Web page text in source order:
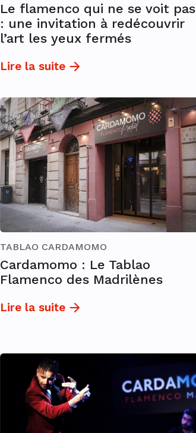
Le flamenco qui ne se voit pas
: une invitation à redécouvrir
l’art les yeux fermés
Lire la suite
TABLAO CARDAMOMO
Cardamomo : Le Tablao
Flamenco des Madrilènes
Lire la suite